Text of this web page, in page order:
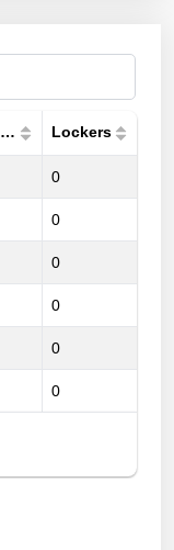
Agências Lockers
0
0
0
0
0
0